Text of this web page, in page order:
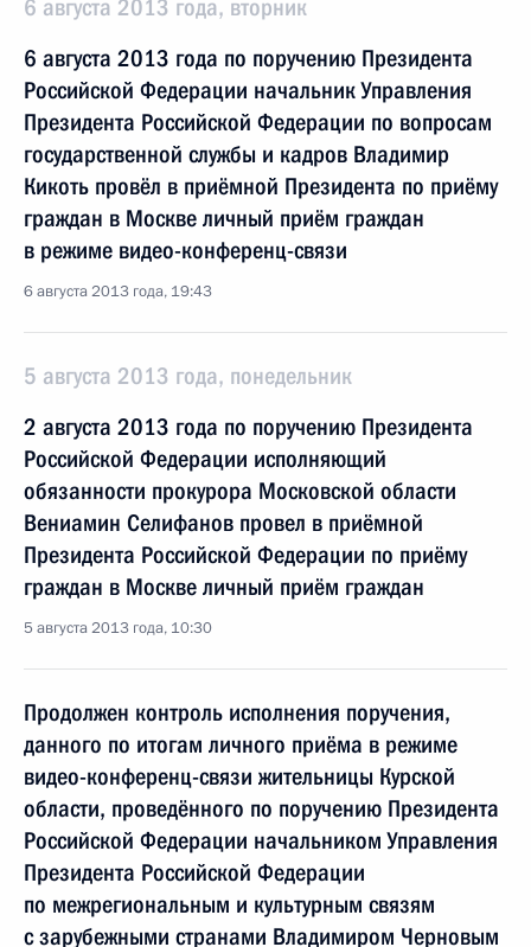
6 августа 2013 года, вторник
6 августа 2013 года по поручению Президента
Российской Федерации начальник Управления
Президента Российской Федерации по вопросам
государственной службы и кадров Владимир
Кикоть провёл в приёмной Президента по приёму
граждан в Москве личный приём граждан
в режиме видео-конференц-связи
6 августа 2013 года, 19:43
5 августа 2013 года, понедельник
2 августа 2013 года по поручению Президента
Российской Федерации исполняющий
обязанности прокурора Московской области
Вениамин Селифанов провел в приёмной
Президента Российской Федерации по приёму
граждан в Москве личный приём граждан
5 августа 2013 года, 10:30
Продолжен контроль исполнения поручения,
данного по итогам личного приёма в режиме
видео-конференц-связи жительницы Курской
области, проведённого по поручению Президента
Российской Федерации начальником Управления
Президента Российской Федерации
по межрегиональным и культурным связям
с зарубежными странами Владимиром Черновым